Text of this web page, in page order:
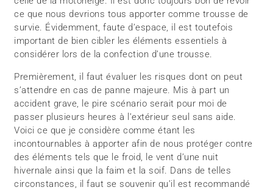
ce que nous devrions tous apporter comme trousse de
survie. Évidemment, faute d’espace, il est toutefois
important de bien cibler les éléments essentiels à
considérer lors de la confection d’une trousse.
Premièrement, il faut évaluer les risques dont on peut
s’attendre en cas de panne majeure. Mis à part un
accident grave, le pire scénario serait pour moi de
passer plusieurs heures à l’extérieur seul sans aide.
Voici ce que je considère comme étant les
incontournables à apporter afin de nous protéger contre
des éléments tels que le froid, le vent d’une nuit
hivernale ainsi que la faim et la soif. Dans de telles
circonstances, il faut se souvenir qu’il est recommandé